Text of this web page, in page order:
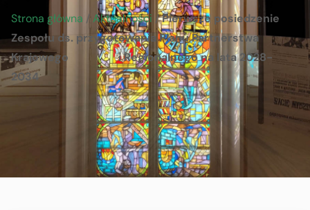
Strona główna / Aktualności /Pierwsze posiedzenie
Zespołu ds. przygotowania Planu Partnerstwa
Krajowego i Regionalnego na lata 2028-
2034